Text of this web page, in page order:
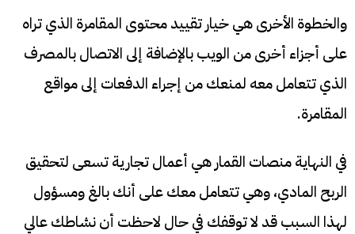
والخطوة الأخرى هي خيار تقييد محتوى المقامرة الذي تراه
على أجزاء أخرى من الويب بالإضافة إلى الاتصال بالمصرف
الذي تتعامل معه لمنعك من إجراء الدفعات إلى مواقع
المقامرة.
في النهاية منصات القمار هي أعمال تجارية تسعى لتحقيق
الربح المادي، وهي تتعامل معك على أنك بالغ ومسؤول
لهذا السبب قد لا توقفك في حال لاحظت أن نشاطك عالي